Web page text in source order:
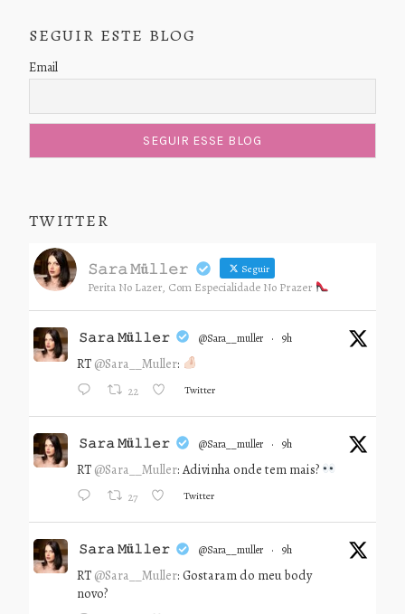
SEGUIR ESTE BLOG
Email
TWITTER
𝚂𝚊𝚛𝚊 𝙼ü𝚕𝚕𝚎𝚛 Seguir
Perita No Lazer, Com Especialidade No Prazer
𝚂𝚊𝚛𝚊 𝙼ü𝚕𝚕𝚎𝚛 @sara__muller · 9h
RT @Sara__Muller:
22 Twitter
𝚂𝚊𝚛𝚊 𝙼ü𝚕𝚕𝚎𝚛 @sara__muller · 9h
RT @Sara__Muller: Adivinha onde tem mais?
27 Twitter
𝚂𝚊𝚛𝚊 𝙼ü𝚕𝚕𝚎𝚛 @sara__muller · 9h
RT @Sara__Muller: Gostaram do meu body
novo?